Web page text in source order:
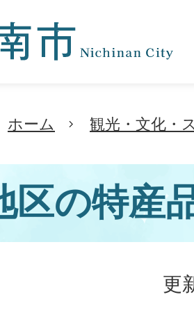
ホーム 観光・文化・
区の特産
更